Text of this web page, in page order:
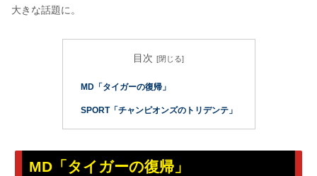
大きな話題に。
目次
MD「タイガーの復帰」
SPORT「チャンピオンズのトリデンテ」
MD「タイガーの復帰」